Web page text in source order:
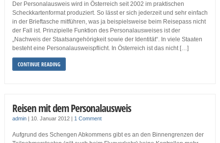
Der Personalausweis wird in Österreich seit 2002 im praktischen
Scheckkartenformat produziert. So lässt er sich jederzeit und sehr einfach
in der Brieftasche mitführen, was ja beispielsweise beim Reisepass nicht
der Fall ist. Prinzipielle Funktion des Personalausweises ist der
„Nachweis der Staatsangehörigkeit sowie der Identität“. In viele Staaten
besteht eine Personalausweispflicht. In Österreich ist das nicht […]
CONTINUE READING
Reisen mit dem Personalausweis
admin| 10. Januar 2012 | 1 Comment
Aufgrund des Schengen Abkommens gibt es an den Binnengrenzen der